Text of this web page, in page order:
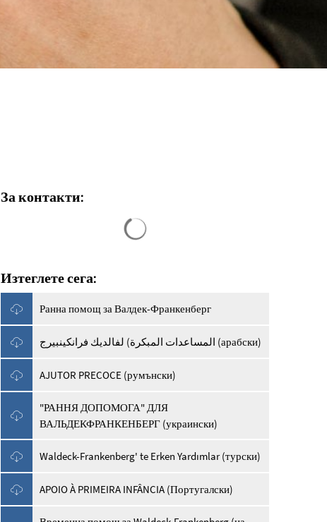
За контакти:
Изтеглете сега:
Ранна помощ за Валдек-Франкенберг
المساعدات المبكرة) لفالديك فرانكينبيرج (арабски)
AJUTOR PRECOCE (румънски)
"РАННЯ ДОПОМОГА" ДЛЯ
ВАЛЬДЕКФРАНКЕНБЕРГ (украински)
Waldeck-Frankenberg' te Erken Yardımlar (турски)
APOIO À PRIMEIRA INFÂNCIA (Португалски)